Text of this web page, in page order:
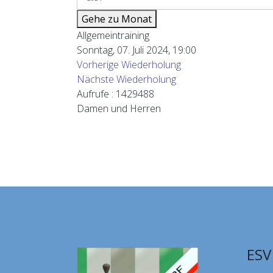
Gehe zu Monat
Allgemeintraining
Sonntag, 07. Juli 2024, 19:00
Vorherige Wiederholung
Nächste Wiederholung
Aufrufe : 1429488
Damen und Herren